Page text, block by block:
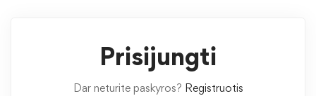
Prisijungti
Dar neturite paskyros? Registruotis